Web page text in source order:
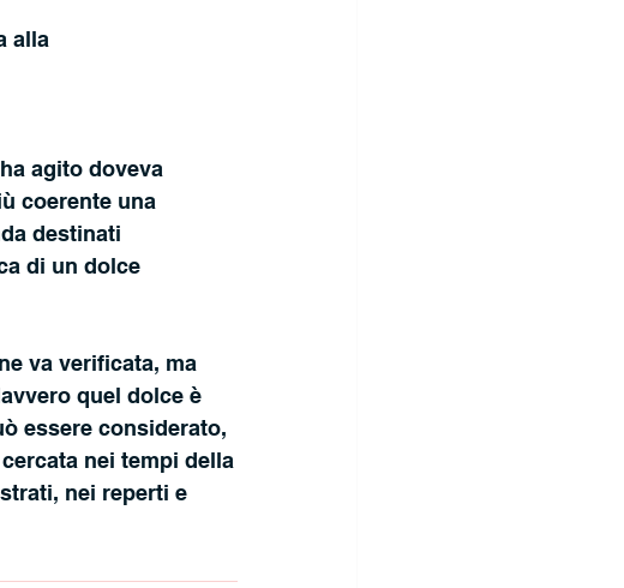
alla
agito doveva
coerente una
destinati
di un dolce
va verificata, ma
quel dolce è
essere considerato,
nei tempi della
nei reperti e